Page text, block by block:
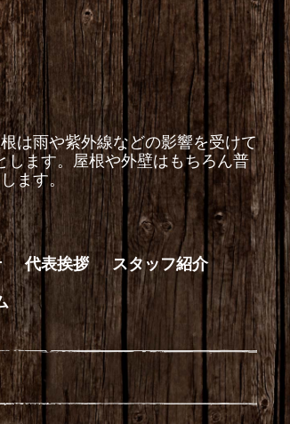
は雨や紫外線などの影響を受けて
ます。屋根や外壁はもちろん普
ます。
代表挨拶
スタッフ紹介
ム